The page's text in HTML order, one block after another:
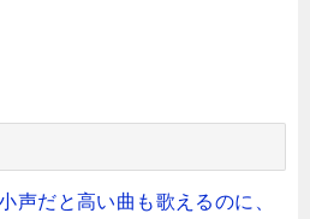
声だと高い曲も歌えるのに、